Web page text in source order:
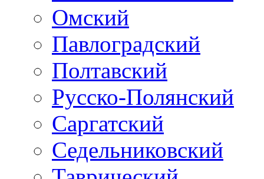
Омский
Павлоградский
Полтавский
Русско-Полянский
Саргатский
Седельниковский